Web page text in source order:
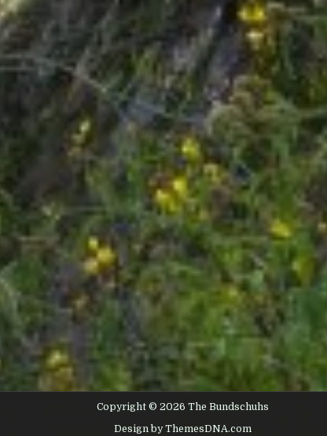
Copyright © 2026 The Bundschuhs
Design by ThemesDNA.com